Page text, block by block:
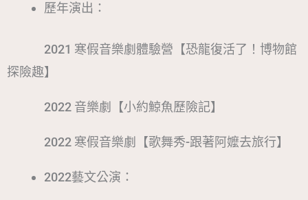
歷年演出：
2021 寒假音樂劇體驗營【恐龍復活了！博物館
探險趣】
2022 音樂劇【小約鯨魚歷險記】
2022 寒假音樂劇【歌舞秀-跟著阿嬤去旅行】
2022藝文公演：